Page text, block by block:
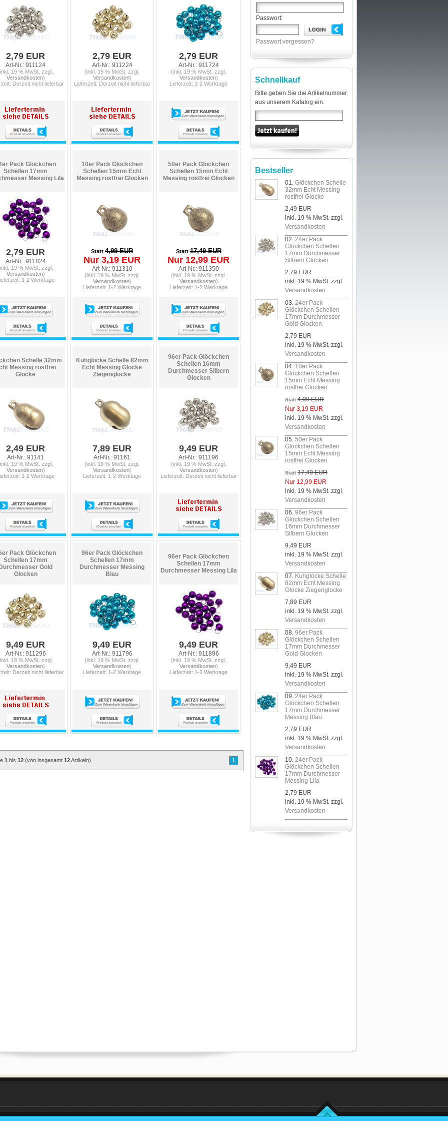
2,79 EUR
Art-Nr.: 911124
19 % MwSt. zzgl.
Versandkosten)
Derzeit nicht lieferbar
2,79 EUR
Art-Nr.: 911224
(inkl. 19 % MwSt. zzgl.
Versandkosten)
Lieferzeit: Derzeit nicht lieferbar
2,79 EUR
Art-Nr.: 911724
(inkl. 19 % MwSt. zzgl.
Versandkosten)
Lieferzeit: 1-2 Werktage
Pack Glöckchen
Schellen 17mm
Messing Lila
2,79 EUR
Art-Nr.: 911824
19 % MwSt. zzgl.
Versandkosten)
1-2 Werktage
10er Pack Glöckchen
Schellen 15mm Echt
Messing rostfrei Glocken
Statt 4,99 EUR
Nur 3,19 EUR
Art-Nr.: 911310
(inkl. 19 % MwSt. zzgl.
Versandkosten)
Lieferzeit: 1-2 Werktage
50er Pack Glöckchen
Schellen 15mm Echt
Messing rostfrei Glocken
Statt17,49 EUR
Nur 12,99 EUR
Art-Nr.: 911350
(inkl. 19 % MwSt. zzgl.
Versandkosten)
Lieferzeit: 1-2 Werktage
Schelle 32mm
Messing rostfrei
Glocke
2,49 EUR
Art-Nr.: 91141
19 % MwSt. zzgl.
Versandkosten)
1-2 Werktage
Kuhglocke Schelle 82mm
Echt Messing Glocke
Ziegenglocke
7,89 EUR
Art-Nr.: 91161
(inkl. 19 % MwSt. zzgl.
Versandkosten)
Lieferzeit: 1-2 Werktage
96er Pack Glöckchen
Schellen 16mm
Durchmesser Silbern
Glocken
9,49 EUR
Art-Nr.: 911196
(inkl. 19 % MwSt. zzgl.
Versandkosten)
Lieferzeit: Derzeit nicht lieferbar
Pack Glöckchen
Schellen 17mm
Gold
Glocken
9,49 EUR
Art-Nr.: 911296
19 % MwSt. zzgl.
Versandkosten)
Derzeit nicht lieferbar
96er Pack Glöckchen
Schellen 17mm
Durchmesser Messing
Blau
9,49 EUR
Art-Nr.: 911796
(inkl. 19 % MwSt. zzgl.
Versandkosten)
Lieferzeit: 1-2 Werktage
96er Pack Glöckchen
Schellen 17mm
Durchmesser Messing Lila
9,49 EUR
Art-Nr.: 911896
(inkl. 19 % MwSt. zzgl.
Versandkosten)
Lieferzeit: 1-2 Werktage
1 bis 12 (von insgesamt 12Artikeln) 1
Passwort:
Passwort vergessen?
Schnellkauf
Bitte geben Sie die Artikelnummer
aus unserem Katalog ein.
Bestseller
01. Glöckchen Schelle
32mm Echt Messing
rostfrei Glocke
2,49 EUR
inkl. 19 % MwSt. zzgl.
Versandkosten
02. 24er Pack
Glöckchen Schellen
17mm Durchmesser
Silbern Glocken
2,79 EUR
inkl. 19 % MwSt. zzgl.
Versandkosten
03. 24er Pack
Glöckchen Schellen
17mm Durchmesser
Gold Glocken
2,79 EUR
inkl. 19 % MwSt. zzgl.
Versandkosten
04. 10er Pack
Glöckchen Schellen
15mm Echt Messing
rostfrei Glocken
Statt 4,99 EUR
Nur 3,19 EUR
inkl. 19 % MwSt. zzgl.
Versandkosten
05. 50er Pack
Glöckchen Schellen
15mm Echt Messing
rostfrei Glocken
Statt 17,49 EUR
Nur 12,99 EUR
inkl. 19 % MwSt. zzgl.
Versandkosten
06. 96er Pack
Glöckchen Schellen
16mm Durchmesser
Silbern Glocken
9,49 EUR
inkl. 19 % MwSt. zzgl.
Versandkosten
07. Kuhglocke Schelle
82mm Echt Messing
Glocke Ziegenglocke
7,89 EUR
inkl. 19 % MwSt. zzgl.
Versandkosten
08. 96er Pack
Glöckchen Schellen
17mm Durchmesser
Gold Glocken
9,49 EUR
inkl. 19 % MwSt. zzgl.
Versandkosten
09. 24er Pack
Glöckchen Schellen
17mm Durchmesser
Messing Blau
2,79 EUR
inkl. 19 % MwSt. zzgl.
Versandkosten
10. 24er Pack
Glöckchen Schellen
17mm Durchmesser
Messing Lila
2,79 EUR
inkl. 19 % MwSt. zzgl.
Versandkosten